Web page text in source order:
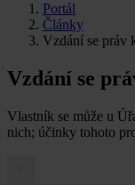
Portál
Články
Vzdání se práv
Vzdání se
Vlastník se může u
nich; účinky tohoto